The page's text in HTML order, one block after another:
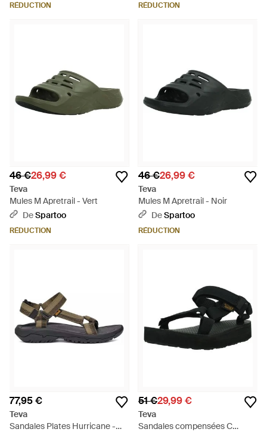
RÉDUCTION RÉDUCTION
46 €26,99 €
Teva
Mules M Apretrail - Vert
DeSpartoo
RÉDUCTION
46 €26,99 €
Teva
Mules M Apretrail - Noir
DeSpartoo
RÉDUCTION
77,95 €
Teva
Sandales Plates Hurricane -
51 €29,99 €
Teva
Sandales compensées C